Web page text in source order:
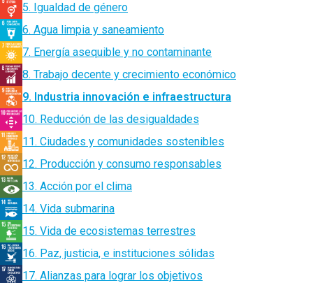
5. Igualdad de género
6. Agua limpia y saneamiento
7. Energía asequible y no contaminante
8. Trabajo decente y crecimiento económico
9. Industria innovación e infraestructura
10. Reducción de las desigualdades
11. Ciudades y comunidades sostenibles
12. Producción y consumo responsables
13. Acción por el clima
14. Vida submarina
15. Vida de ecosistemas terrestres
16. Paz, justicia, e instituciones sólidas
17. Alianzas para lograr los objetivos